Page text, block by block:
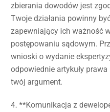
zbierania dowodów jest
Twoje działania powinny
zapewniający ich ważność
postępowaniu sądowym.
wnioski o wydanie
odpowiednie artykuły
twój argument.
4. **Komunikacja z